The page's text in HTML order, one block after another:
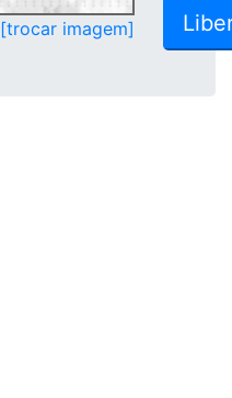
[trocar imagem]